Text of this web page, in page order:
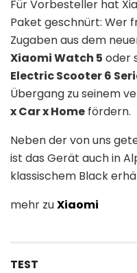
Für Vorbesteller hat
Paket geschnürt: Wer
Zugaben aus dem
Xiaomi Watch 5 oder
Electric Scooter 6
Übergang zu seinem
x Car x Home fördern.
Neben der von uns
ist das Gerät auch in
klassischem Black
mehr zuXiaomi
TEST